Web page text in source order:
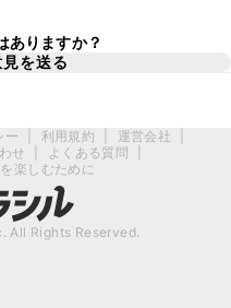
ありますか？
を送る
ー 利用規約 運営会社
せ
よくある質問
楽しむために
Rights Reserved.